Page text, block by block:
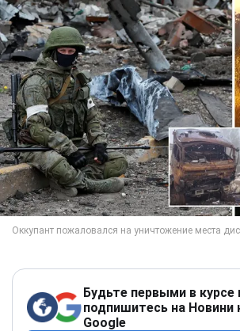
Будьте первыми в курсе
подпишитесь на Новини
Google